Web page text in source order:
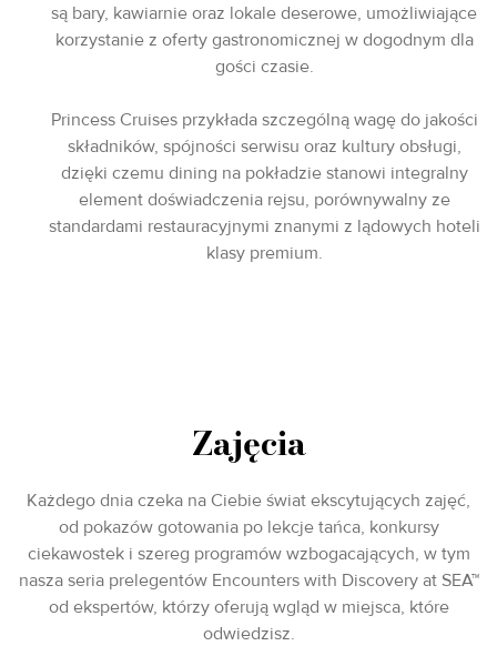
są bary, kawiarnie oraz lokale deserowe, umożliwiające
korzystanie z oferty gastronomicznej w dogodnym dla
gości czasie.
Princess Cruises przykłada szczególną wagę do jakości
składników, spójności serwisu oraz kultury obsługi,
dzięki czemu dining na pokładzie stanowi integralny
element doświadczenia rejsu, porównywalny ze
standardami restauracyjnymi znanymi z lądowych hoteli
klasy premium.
Zajęcia
Każdego dnia czeka na Ciebie świat ekscytujących zajęć,
od pokazów gotowania po lekcje tańca, konkursy
ciekawostek i szereg programów wzbogacających, w tym
nasza seria prelegentów Encounters with Discovery at SEA™
od ekspertów, którzy oferują wgląd w miejsca, które
odwiedzisz.